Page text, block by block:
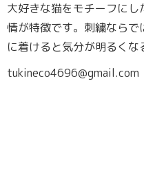
大好きな猫をモチーフに
情が特徴です。刺繍なら
に着けると気分が明るくな
tukineco4696@gmail.com